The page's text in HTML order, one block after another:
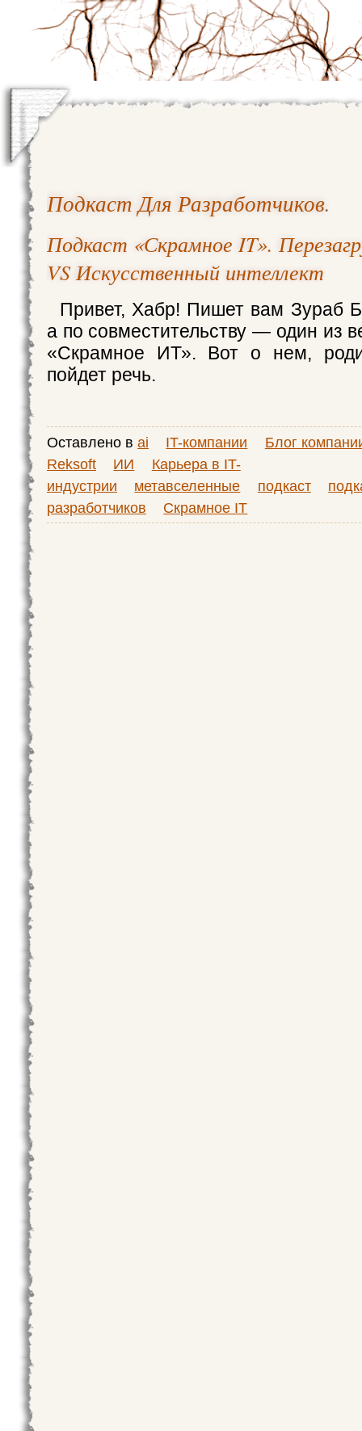
Подкаст Для Разработчиков.
Подкаст «Скрамное IT».
VS Искусственный интеллект
Привет, Хабр! Пишет вам Зураб
а по совместительству — один из
«Скрамное ИТ». Вот о нем,
пойдет речь.
Оставлено в ai IT-компании
Блог
Reksoft
ИИ
Карьера в IT-
индустрии
метавселенные подкаст
разработчиков
Скрамное IT